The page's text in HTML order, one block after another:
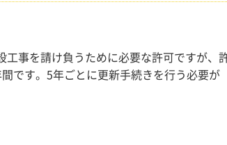
工事を請け負うために必要な許可ですが、
です。5年ごとに更新手続きを行う必要が